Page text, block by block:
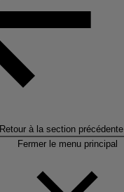
Retour à la section précédente
Fermer le menu principal